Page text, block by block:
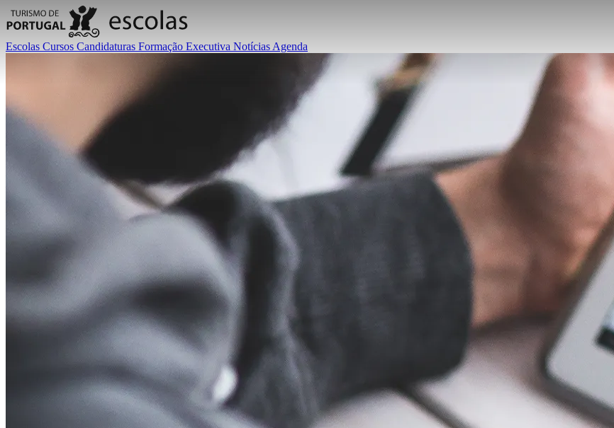
Escolas Cursos Candidaturas Formação Executiva Notícias Agenda